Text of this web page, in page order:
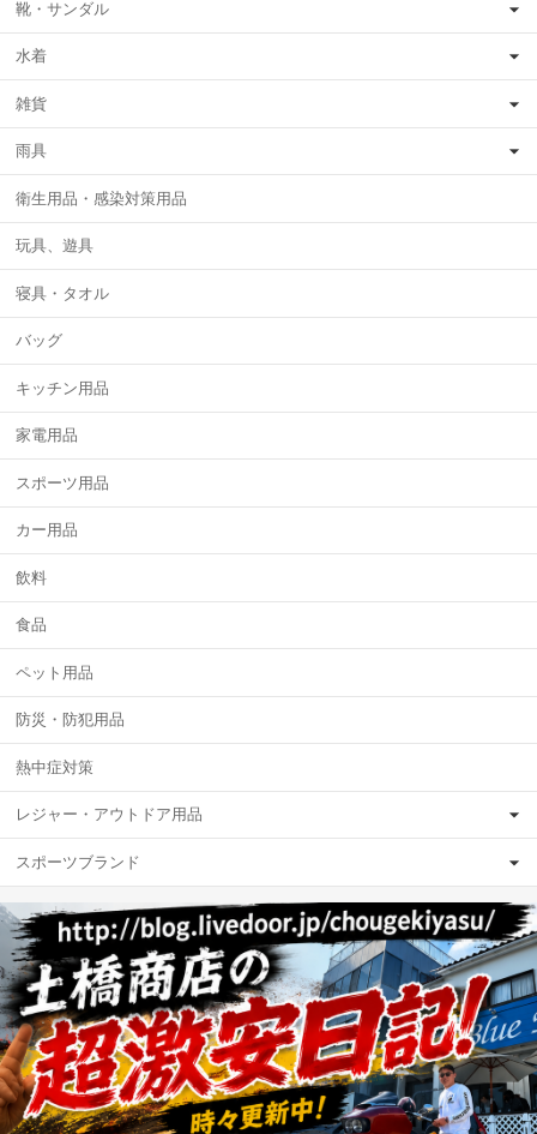
靴・サンダル
水着
雑貨
雨具
衛生用品・感染対策用品
玩具、遊具
寝具・タオル
バッグ
キッチン用品
家電用品
スポーツ用品
カー用品
飲料
食品
ペット用品
防災・防犯用品
熱中症対策
レジャー・アウトドア用品
スポーツブランド